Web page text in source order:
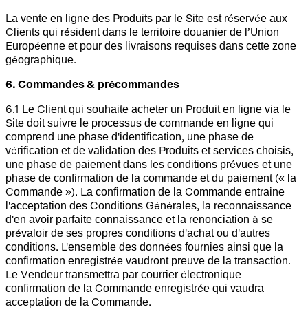
La vente en ligne des Produits par le Site est réservée aux
Clients qui résident dans le territoire douanier de l’Union
Européenne et pour des livraisons requises dans cette zone
géographique.
6. Commandes & précommandes
6.1 Le Client qui souhaite acheter un Produit en ligne via le
Site doit suivre le processus de commande en ligne qui
comprend une phase d'identification, une phase de
vérification et de validation des Produits et services choisis,
une phase de paiement dans les conditions prévues et une
phase de confirmation de la commande et du paiement (« la
Commande »). La confirmation de la Commande entraine
l'acceptation des Conditions Générales, la reconnaissance
d'en avoir parfaite connaissance et la renonciation à se
prévaloir de ses propres conditions d'achat ou d'autres
conditions. L'ensemble des données fournies ainsi que la
confirmation enregistrée vaudront preuve de la transaction.
Le Vendeur transmettra par courrier électronique
confirmation de la Commande enregistrée qui vaudra
acceptation de la Commande.